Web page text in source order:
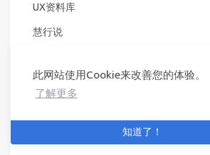
此网站使用Cookie来改善您的体验。
了解更多
知道了！
UX资料库
慧行说
可乐橙